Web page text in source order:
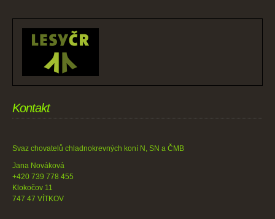
Kontakt
Svaz chovatelů chladnokrevných koní N, SN a ČMB
Jana Nováková
+420 739 778 455
Klokočov 11
747 47 VÍTKOV